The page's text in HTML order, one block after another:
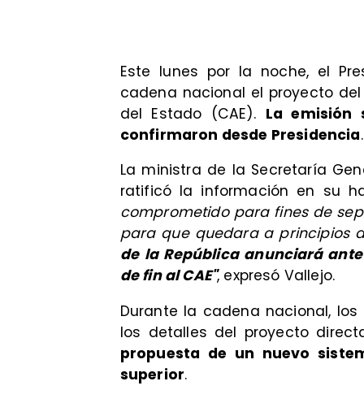
Este lunes por la noche, el
cadena nacional el proyecto
del Estado (CAE). La emisión
confirmaron desde Presidencia.
La ministra de la Secretaría
ratificó la información en su
comprometido para fines de
para que quedara a principios
de la República anunciará
de fin al CAE", expresó Vallejo.
Durante la cadena nacional,
los detalles del proyecto
propuesta de un nuevo
superior.